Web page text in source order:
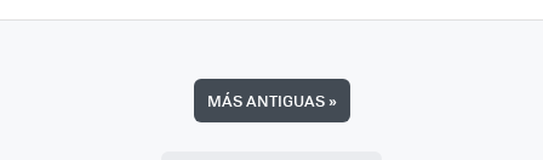
MÁS ANTIGUAS»